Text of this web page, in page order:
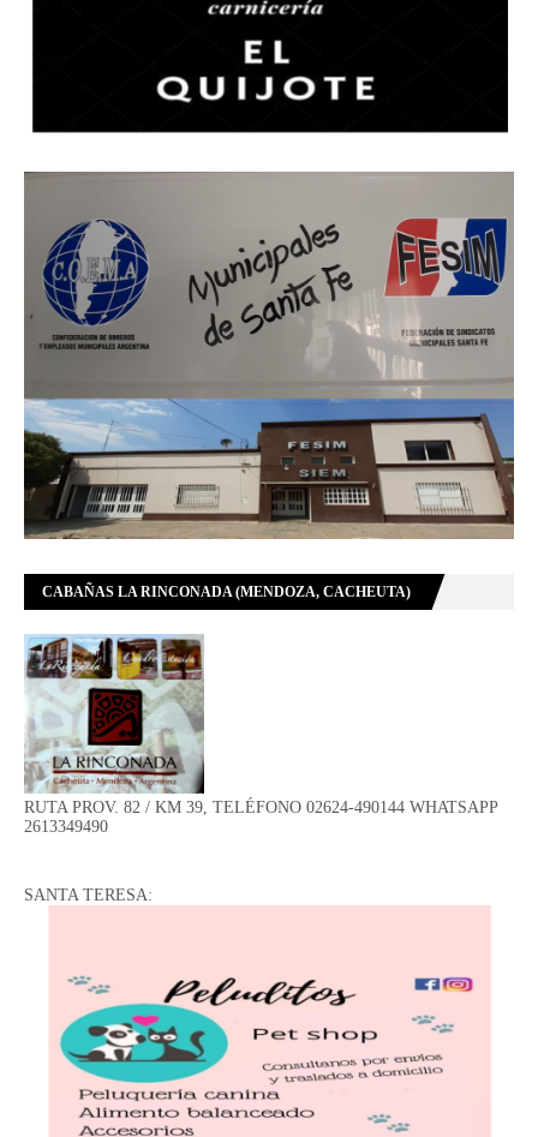
CABAÑAS LA RINCONADA (MENDOZA, CACHEUTA)
RUTA PROV. 82 / KM 39, TELÉFONO 02624-490144 WHATSAPP
2613349490
SANTA TERESA: